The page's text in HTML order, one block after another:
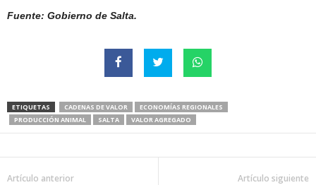
Fuente: Gobierno de Salta.
ETIQUETAS CADENAS DE VALOR
ECONOMÍAS REGIONALES
PRODUCCIÓN ANIMAL
SALTA VALOR AGREGADO
Artículo anterior Artículo siguiente